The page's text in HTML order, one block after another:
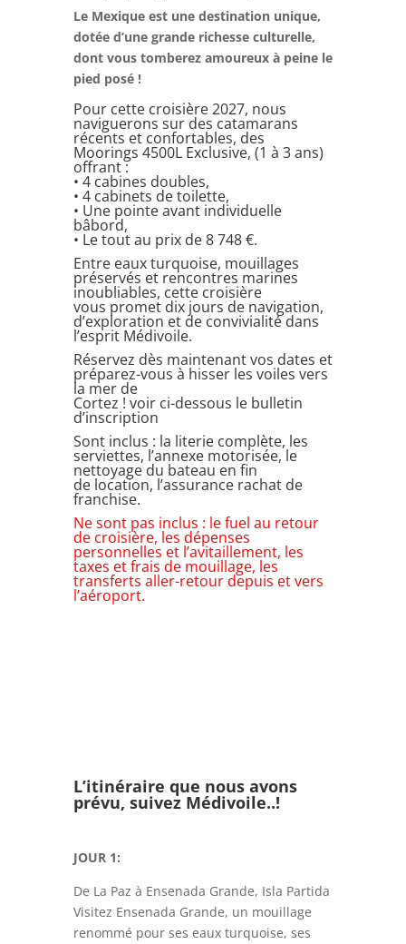
Le Mexique est une destination unique,
dotée d’une grande richesse culturelle,
dont vous tomberez amoureux à peine le
pied posé !
Pour cette croisière 2027, nous
naviguerons sur des catamarans
récents et confortables, des
Moorings 4500L Exclusive, (1 à 3 ans)
offrant :
• 4 cabines doubles,
• 4 cabinets de toilette,
• Une pointe avant individuelle
bâbord,
• Le tout au prix de 8 748 €.
Entre eaux turquoise, mouillages
préservés et rencontres marines
inoubliables, cette croisière
vous promet dix jours de navigation,
d’exploration et de convivialité dans
l’esprit Médivoile.
Réservez dès maintenant vos dates et
préparez-vous à hisser les voiles vers
la mer de
Cortez ! voir ci-dessous le bulletin
d’inscription
Sont inclus : la literie complète, les
serviettes, l’annexe motorisée, le
nettoyage du bateau en fin
de location, l’assurance rachat de
franchise.
Ne sont pas inclus : le fuel au retour
de croisière, les dépenses
personnelles et l’avitaillement, les
taxes et frais de mouillage, les
transferts aller-retour depuis et vers
l’aéroport.
L’itinéraire que nous avons
prévu, suivez Médivoile..!
JOUR 1:
De La Paz à Ensenada Grande, Isla Partida
Visitez Ensenada Grande, un mouillage
renommé pour ses eaux turquoise, ses